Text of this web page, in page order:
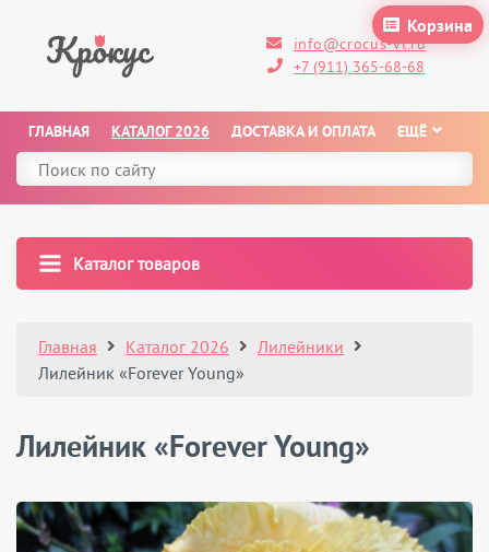
Корзина
info@crocus-vl.ru
+7 (911) 365-68-68
ГЛАВНАЯ КАТАЛОГ 2026 ДОСТАВКА И ОПЛАТА ЕЩЁ
Каталог товаров
Главная Каталог 2026
Лилейники
Лилейник «Forever Young»
Лилейник «Forever Young»